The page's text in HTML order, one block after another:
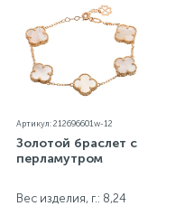
параметров.*Цвета
незначительно
особенностей
Артикул: 212696601w-12
Золотой браслет с
перламутром
Вес изделия, г.: 8,24